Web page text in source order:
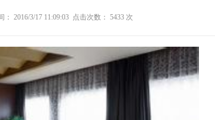
2016/3/17 11:09:03 点击次数： 5433 次